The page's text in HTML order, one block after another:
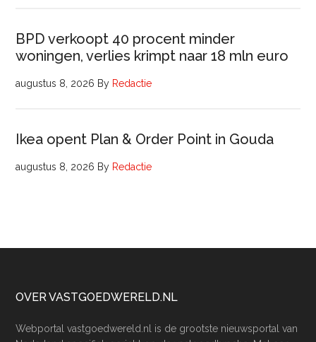
BPD verkoopt 40 procent minder
woningen, verlies krimpt naar 18 mln euro
augustus 8, 2026 By Redactie
Ikea opent Plan & Order Point in Gouda
augustus 8, 2026 By Redactie
Footer
OVER VASTGOEDWERELD.NL
Webportal vastgoedwereld.nl is de grootste nieuwsportal van